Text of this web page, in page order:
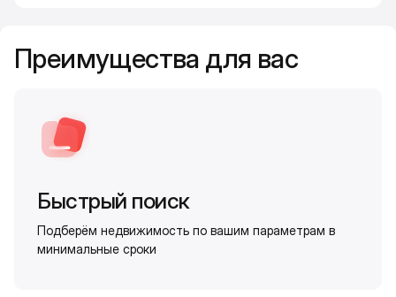
Преимущества для вас
Быстрый поиск
Подберём недвижимость по вашим параметрам в
минимальные сроки